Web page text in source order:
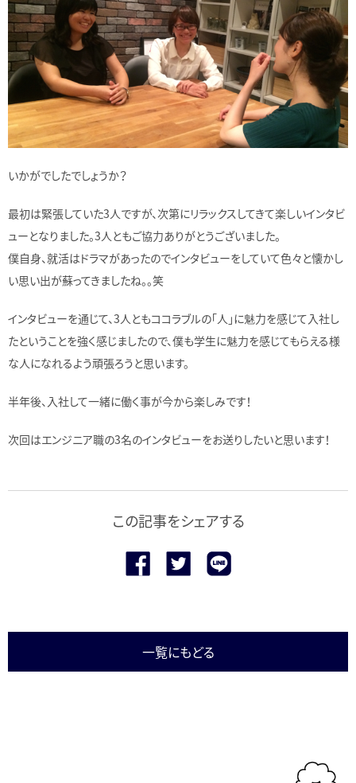
いかがでしたでしょうか？
最初は緊張していた3人ですが、次第にリラックスしてきて楽しいインタビ
ューとなりました。3人ともご協力ありがとうございました。
僕自身、就活はドラマがあったのでインタビューをしていて色々と懐かし
い思い出が蘇ってきましたね。。笑
インタビューを通じて、3人ともココラブルの「人」に魅力を感じて入社し
たということを強く感じましたので、僕も学生に魅力を感じてもらえる様
な人になれるよう頑張ろうと思います。
半年後、入社して一緒に働く事が今から楽しみです！
次回はエンジニア職の3名のインタビューをお送りしたいと思います！
この記事をシェアする
一覧にもどる